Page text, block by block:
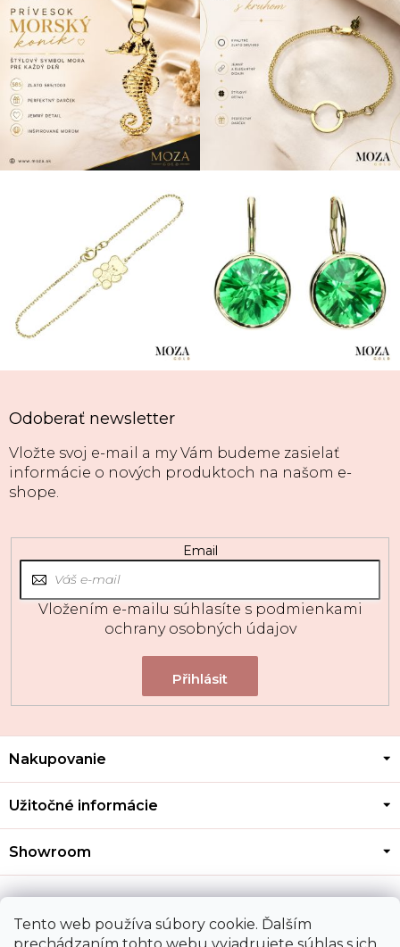
Tento web používa súbory cookie. Ďalším
Odoberať newsletter
Vložte svoj e-mail a my Vám budeme zasielať
informácie o nových produktoch na našom e-
shope.
Email
Vložením e-mailu súhlasíte s podmienkami
ochrany osobných údajov
Z
p
t
Nakupovanie
Užitočné informácie
Showroom
Kontakt